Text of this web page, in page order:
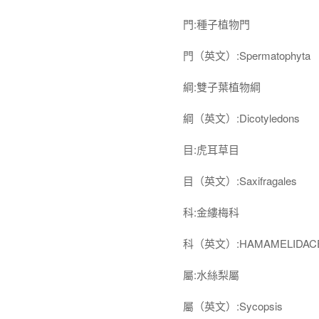
門:種子植物門
門（英文）:Spermatophyta
綱:雙子葉植物綱
綱（英文）:Dicotyledons
目:虎耳草目
目（英文）:Saxifragales
科:金縷梅科
科（英文）
屬:水絲梨屬
屬（英文）:Sycopsis